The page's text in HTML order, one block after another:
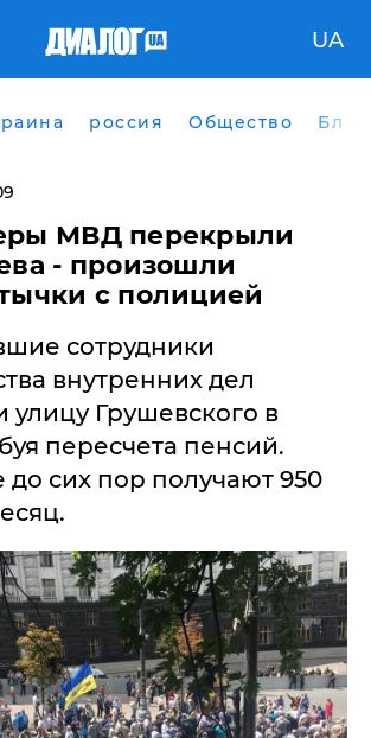
UA
россия Общество
МВД перекрыли
- произошли
с полицией
сотрудники
внутренних дел
Грушевского в
пересчета пенсий.
до сих пор получают 950